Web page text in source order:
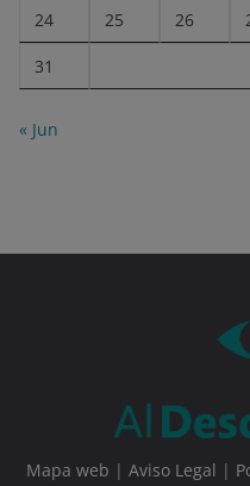
24 25 26
31
« Jun
Mapa web | Aviso Legal |